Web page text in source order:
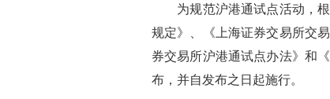
为规范沪港通试点活动，根
规定》、《上海证券交易所交
券交易所沪港通试点办法》和
布，并自发布之日起施行。